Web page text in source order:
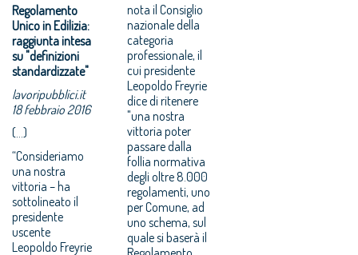
Regolamento
Unico in Edilizia:
raggiunta intesa
su "definizioni
standardizzate"
lavoripubblici.it
18 febbraio 2016
(...)
“Consideriamo
una nostra
vittoria – ha
sottolineato il
presidente
uscente
Leopoldo Freyrie
nota il Consiglio
nazionale della
categoria
professionale, il
cui presidente
Leopoldo Freyrie
dice di ritenere
"una nostra
vittoria poter
passare dalla
follia normativa
degli oltre 8.000
regolamenti, uno
per Comune, ad
uno schema, sul
quale si baserà il